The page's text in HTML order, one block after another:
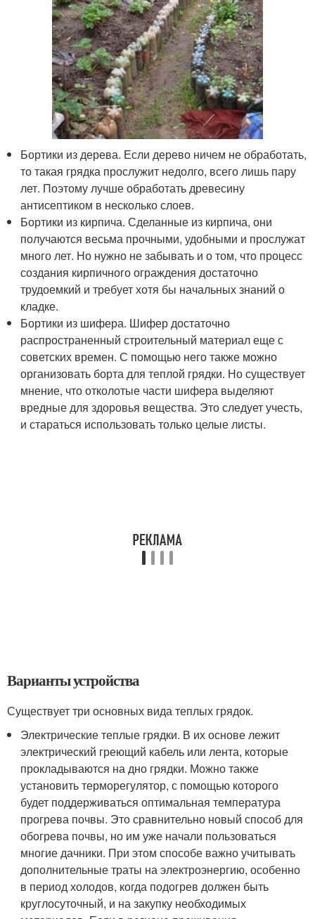
Бортики из дерева. Если дерево ничем не обработать,
то такая грядка прослужит недолго, всего лишь пару
лет. Поэтому лучше обработать древесину
антисептиком в несколько слоев.
Бортики из кирпича. Сделанные из кирпича, они
получаются весьма прочными, удобными и прослужат
много лет. Но нужно не забывать и о том, что процесс
создания кирпичного ограждения достаточно
трудоемкий и требует хотя бы начальных знаний о
кладке.
Бортики из шифера. Шифер достаточно
распространенный строительный материал еще с
советских времен. С помощью него также можно
организовать борта для теплой грядки. Но существует
мнение, что отколотые части шифера выделяют
вредные для здоровья вещества. Это следует учесть,
и стараться использовать только целые листы.
Варианты устройства
Существует три основных вида теплых грядок.
Электрические теплые грядки. В их основе лежит
электрический греющий кабель или лента, которые
прокладываются на дно грядки. Можно также
установить терморегулятор, с помощью которого
будет поддерживаться оптимальная температура
прогрева почвы. Это сравнительно новый способ для
обогрева почвы, но им уже начали пользоваться
многие дачники. При этом способе важно учитывать
дополнительные траты на электроэнергию, особенно
в период холодов, когда подогрев должен быть
круглосуточный, и на закупку необходимых